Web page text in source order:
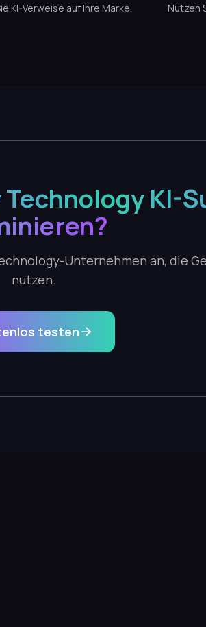
KI-Verweise auf Ihre Marke. Nutzen
KI-
Unternehmen an, die
nutzen.
testen